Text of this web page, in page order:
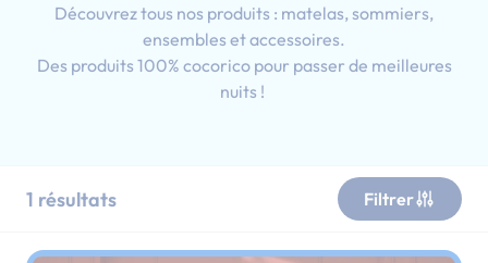
Découvrez tous nos produits : matelas, sommiers,
ensembles et accessoires.
Des produits 100% cocorico pour passer de meilleures
nuits !
1 résultats Filtrer